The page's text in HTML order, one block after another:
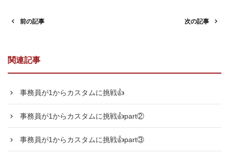
前の記事 次の記事
関連記事
事務員が1からカスタムに挑戦👍
事務員が1からカスタムに挑戦👍part②
事務員が1からカスタムに挑戦👍part③